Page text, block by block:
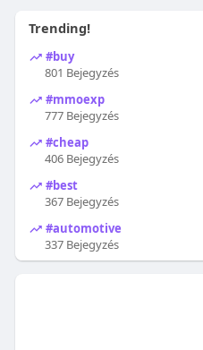
Trending!
#buy
801 Bejegyzés
#mmoexp
777 Bejegyzés
#cheap
406 Bejegyzés
#best
367 Bejegyzés
#automotive
337 Bejegyzés